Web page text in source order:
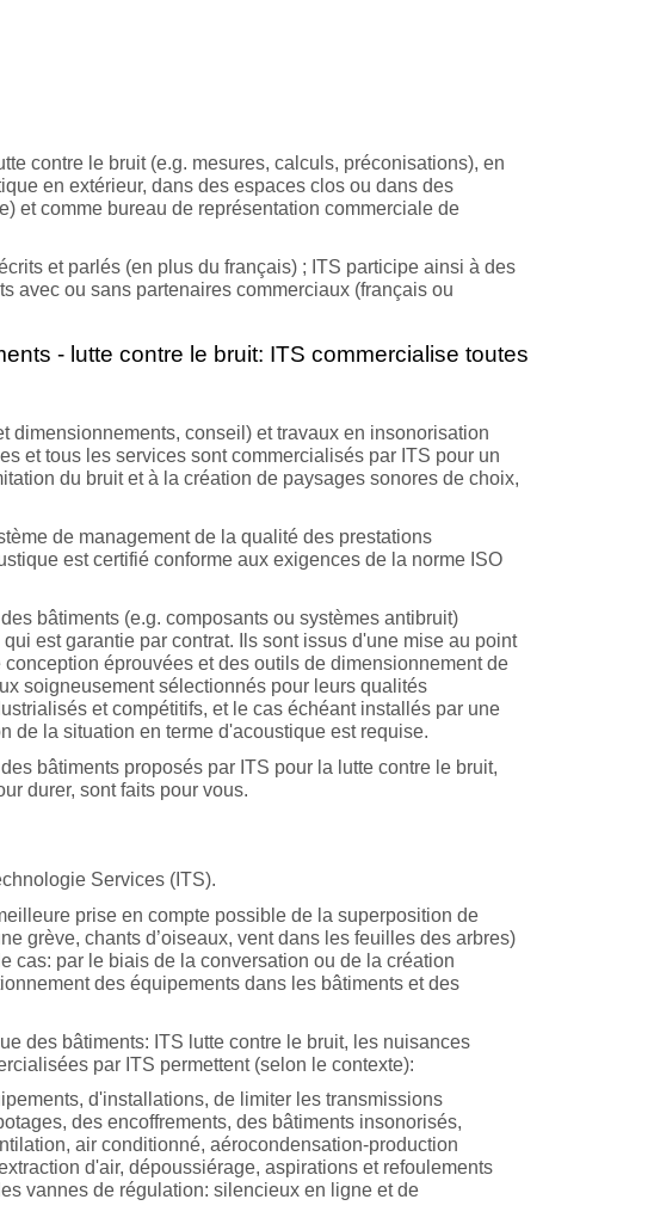
contre le bruit (e.g. mesures, calculs, préconisations), en
en extérieur, dans des espaces clos ou dans des
et comme bureau de représentation commerciale de
et parlés (en plus du français) ; ITS participe ainsi à des
avec ou sans partenaires commerciaux (français ou
- lutte contre le bruit: ITS commercialise toutes
dimensionnements, conseil) et travaux en insonorisation
et tous les services sont commercialisés par ITS pour un
du bruit et à la création de paysages sonores de choix,
de management de la qualité des prestations
est certifié conforme aux exigences de la norme ISO
bâtiments (e.g. composants ou systèmes antibruit)
est garantie par contrat. Ils sont issus d'une mise au point
éprouvées et des outils de dimensionnement de
soigneusement sélectionnés pour leurs qualités
et compétitifs, et le cas échéant installés par une
de la situation en terme d'acoustique est requise.
bâtiments proposés par ITS pour la lutte contre le bruit,
durer, sont faits pour vous.
Services (ITS).
prise en compte possible de la superposition de
grève, chants d’oiseaux, vent dans les feuilles des arbres)
cas: par le biais de la conversation ou de la création
des équipements dans les bâtiments et des
des bâtiments: ITS lutte contre le bruit, les nuisances
par ITS permettent (selon le contexte):
d'installations, de limiter les transmissions
des encoffrements, des bâtiments insonorisés,
air conditionné, aérocondensation-production
d'air, dépoussiérage, aspirations et refoulements
vannes de régulation: silencieux en ligne et de